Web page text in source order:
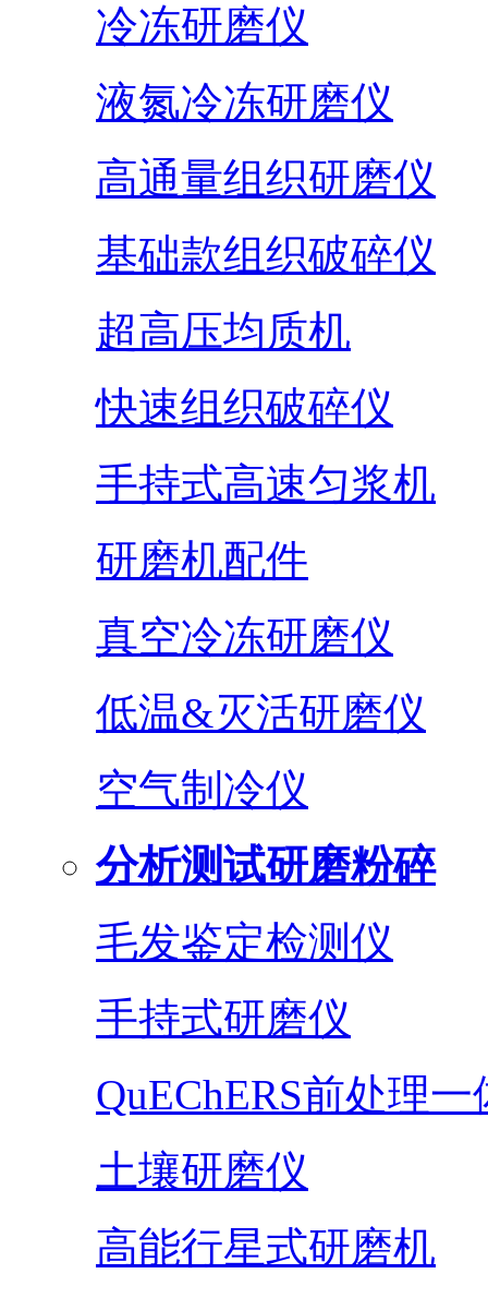
冷冻研磨仪
液氮冷冻研磨仪
高通量组织研磨仪
基础款组织破碎仪
超高压均质机
快速组织破碎仪
手持式高速匀浆机
研磨机配件
真空冷冻研磨仪
低温&灭活研磨仪
空气制冷仪
分析测试研磨粉碎
毛发鉴定检测仪
手持式研磨仪
QuEChERS前处理一
土壤研磨仪
高能行星式研磨机